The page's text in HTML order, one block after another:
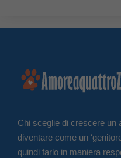
Chi sceglie di crescere un
diventare come un
quindi farlo in maniera